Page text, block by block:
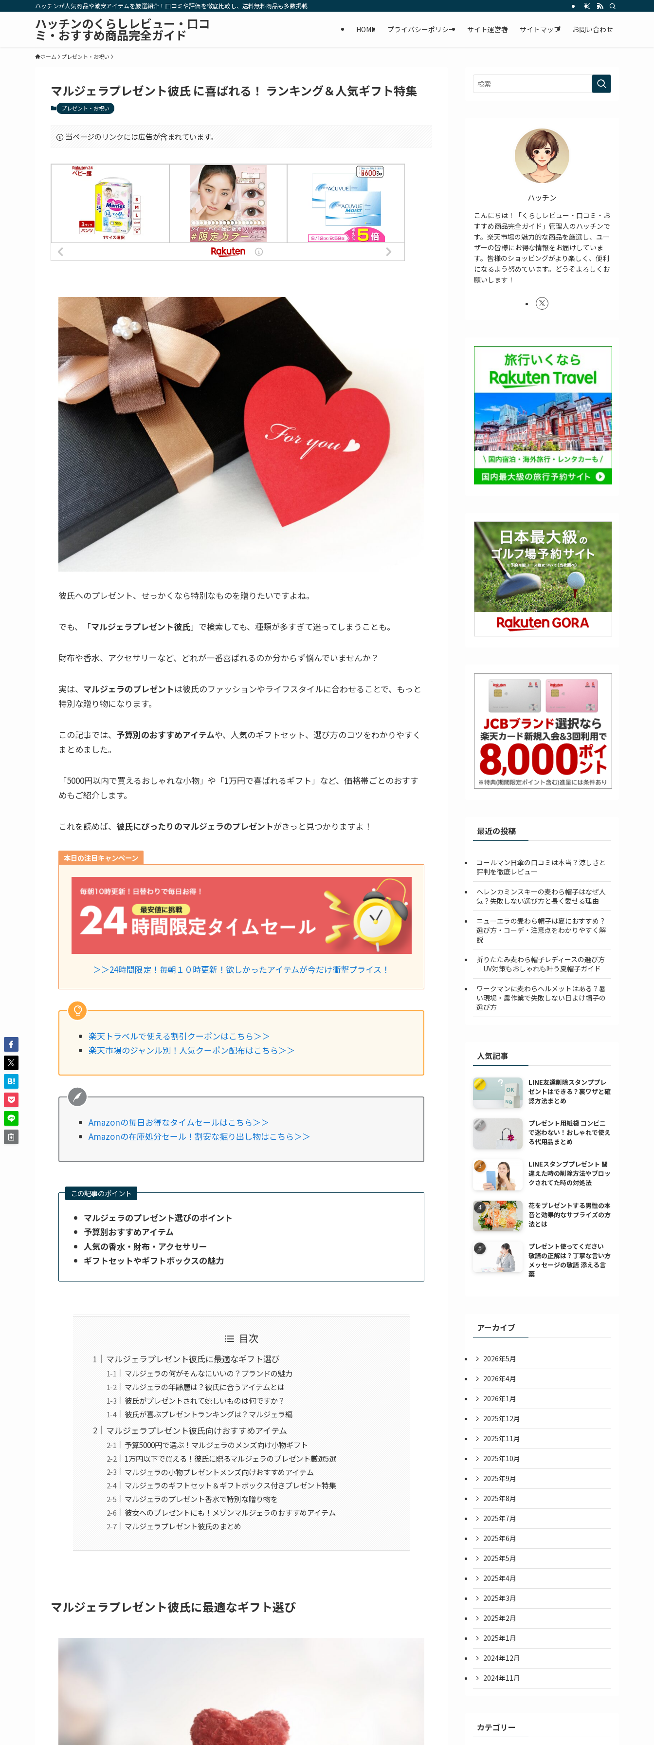
ハッチンが人気商品や激安アイテムを厳選紹介！口コミや評価を徹底比較し、送料無料商品も多数掲載
ハッチンのくらしレビュー・口コ
ミ・おすすめ商品完全ガイド HOME プライバシーポリシー サイト運営者 サイトマップ お問い合わせ
ホーム プレゼント・お祝い
マルジェラプレゼント彼氏 に喜ばれる！ ランキング＆人気ギフト特集
プレゼント・お祝い
当ページのリンクには広告が含まれています。
彼氏へのプレゼント、せっかくなら特別なものを贈りたいですよね。
でも、「マルジェラプレゼント彼氏」で検索しても、種類が多すぎて迷ってしまうことも。
財布や香水、アクセサリーなど、どれが一番喜ばれるのか分からず悩んでいませんか？
実は、 マルジェラのプレゼントは彼氏のファッションやライフスタイルに合わせることで、もっと
特別な贈り物になります。
この記事では、 予算別のおすすめアイテムや、人気のギフトセット、選び方のコツをわかりやすく
まとめました。
「5000円以内で買えるおしゃれな小物」や「1万円で喜ばれるギフト」など、価格帯ごとのおすす
めもご紹介します。
これを読めば、 彼氏にぴったりのマルジェラのプレゼントがきっと見つかりますよ！
本日の注目キャンペーン
＞＞24時間限定！毎朝１０時更新！欲しかったアイテムが今だけ衝撃プライス！
楽天トラベルで使える割引クーポンはこちら＞＞
楽天市場のジャンル別！人気クーポン配布はこちら＞＞
Amazonの毎日お得なタイムセールはこちら＞＞
Amazonの在庫処分セール！割安な掘り出し物はこちら＞＞
この記事のポイント
マルジェラのプレゼント選びのポイント
予算別おすすめアイテム
人気の香水・財布・アクセサリー
ギフトセットやギフトボックスの魅力
目次
マルジェラプレゼント彼氏に最適なギフト選び
マルジェラの何がそんなにいいの？ブランドの魅力
マルジェラの年齢層は？彼氏に合うアイテムとは
彼氏がプレゼントされて嬉しいものは何ですか？
彼氏が喜ぶプレゼントランキングは？マルジェラ編
マルジェラプレゼント彼氏向けおすすめアイテム
予算5000円で選ぶ！マルジェラのメンズ向け小物ギフト
1万円以下で買える！彼氏に贈るマルジェラのプレゼント厳選5選
マルジェラの小物プレゼントメンズ向けおすすめアイテム
マルジェラのギフトセット＆ギフトボックス付きプレゼント特集
マルジェラのプレゼント香水で特別な贈り物を
彼女へのプレゼントにも！メゾンマルジェラのおすすめアイテム
マルジェラプレゼント彼氏のまとめ
マルジェラプレゼント彼氏に最適なギフト選び
ハッチン
こんにちは！「くらしレビュー・口コミ・お
すすめ商品完全ガイド」管理人のハッチンで
す。楽天市場の魅力的な商品を厳選し、ユー
ザーの皆様にお得な情報をお届けしていま
す。皆様のショッピングがより楽しく、便利
になるよう努めています。どうぞよろしくお
願いします！
最近の投稿
コールマン日傘の口コミは本当？涼しさと
評判を徹底レビュー
ヘレンカミンスキーの麦わら帽子はなぜ人
気？失敗しない選び方と長く愛せる理由
ニューエラの麦わら帽子は夏におすすめ？
選び方・コーデ・注意点をわかりやすく解
説
折りたたみ麦わら帽子レディースの選び方
｜UV対策もおしゃれも叶う夏帽子ガイド
ワークマンに麦わらヘルメットはある？暑
い現場・農作業で失敗しない日よけ帽子の
選び方
人気記事
LINE友達削除スタンププレ
ゼントはできる？裏ワザと確
認方法まとめ
プレゼント用紙袋 コンビニ
で迷わない！おしゃれで使え
る代用品まとめ
LINEスタンププレゼント 間
違えた時の削除方法やブロッ
クされてた時の対処法
花をプレゼントする男性の本
音と効果的なサプライズの方
法とは
プレゼント使ってください
敬語の正解は？丁寧な言い方
メッセージの敬語 添える言
葉
アーカイブ
2026年5月
2026年4月
2026年1月
2025年12月
2025年11月
2025年10月
2025年9月
2025年8月
2025年7月
2025年6月
2025年5月
2025年4月
2025年3月
2025年2月
2025年1月
2024年12月
2024年11月
カテゴリー